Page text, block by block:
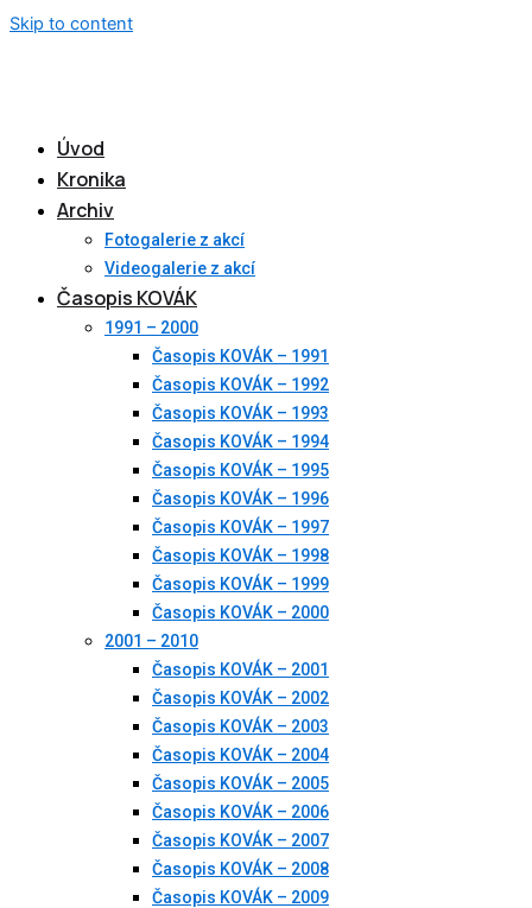
Skip to content
Úvod
Kronika
Archiv
Fotogalerie z akcí
Videogalerie z akcí
Časopis KOVÁK
1991 – 2000
Časopis KOVÁK – 1991
Časopis KOVÁK – 1992
Časopis KOVÁK – 1993
Časopis KOVÁK – 1994
Časopis KOVÁK – 1995
Časopis KOVÁK – 1996
Časopis KOVÁK – 1997
Časopis KOVÁK – 1998
Časopis KOVÁK – 1999
Časopis KOVÁK – 2000
2001 – 2010
Časopis KOVÁK – 2001
Časopis KOVÁK – 2002
Časopis KOVÁK – 2003
Časopis KOVÁK – 2004
Časopis KOVÁK – 2005
Časopis KOVÁK – 2006
Časopis KOVÁK – 2007
Časopis KOVÁK – 2008
Časopis KOVÁK – 2009